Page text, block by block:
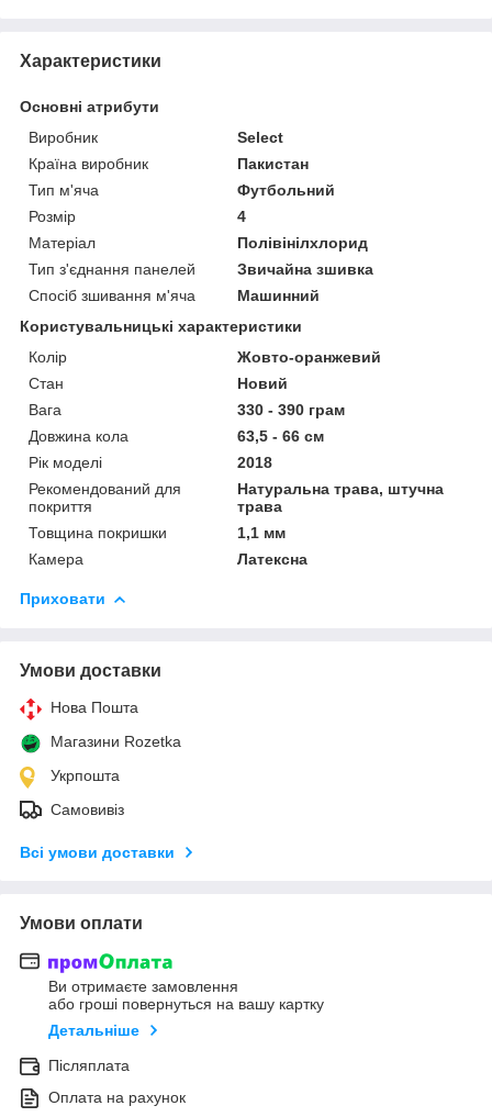
Характеристики
Основні атрибути
Виробник
Select
Країна виробник
Пакистан
Тип м'яча
Футбольний
Розмір
4
Матеріал
Полівінілхлорид
Тип з'єднання панелей
Звичайна зшивка
Спосіб зшивання м'яча
Машинний
Користувальницькі характеристики
Колір
Жовто-оранжевий
Стан
Новий
Вага
330 - 390 грам
Довжина кола
63,5 - 66 см
Рік моделі
2018
Рекомендований для
покриття
Натуральна трава, штучна
трава
Товщина покришки
1,1 мм
Камера
Латексна
Приховати
Умови доставки
Нова Пошта
Магазини Rozetka
Укрпошта
Самовивіз
Всі умови доставки
Умови оплати
Ви отримаєте замовлення
або гроші повернуться на вашу картку
Детальніше
Післяплата
Оплата на рахунок